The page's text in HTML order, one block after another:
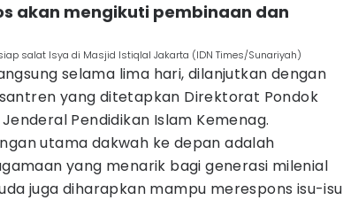
akan mengikuti pembinaan dan
salat Isya di Masjid Istiqlal Jakarta (IDN Times/Sunariyah)
selama lima hari, dilanjutkan dengan
yang ditetapkan Direktorat Pondok
Pendidikan Islam Kemenag.
utama dakwah ke depan adalah
yang menarik bagi generasi milenial
juga diharapkan mampu merespons isu-isu